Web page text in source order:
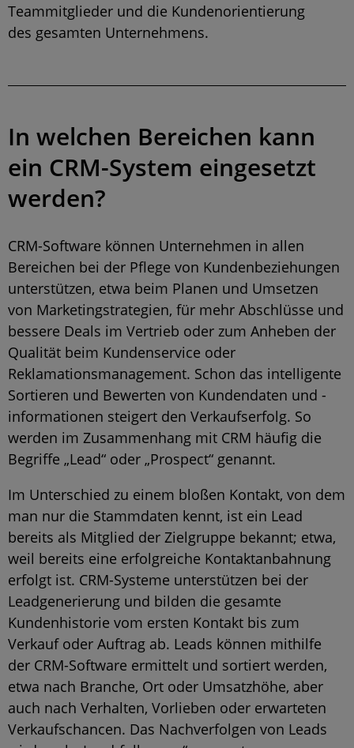
Teammitglieder und die Kundenorientierung
des gesamten Unternehmens.
In welchen Bereichen kann
ein CRM-System eingesetzt
werden?
CRM-Software können Unternehmen in allen
Bereichen bei der Pflege von Kundenbeziehungen
unterstützen, etwa beim Planen und Umsetzen
von Marketingstrategien, für mehr Abschlüsse und
bessere Deals im Vertrieb oder zum Anheben der
Qualität beim Kundenservice oder
Reklamationsmanagement. Schon das intelligente
Sortieren und Bewerten von Kundendaten und -
informationen steigert den Verkaufserfolg. So
werden im Zusammenhang mit CRM häufig die
Begriffe „Lead“ oder „Prospect“ genannt.
Im Unterschied zu einem bloßen Kontakt, von dem
man nur die Stammdaten kennt, ist ein Lead
bereits als Mitglied der Zielgruppe bekannt; etwa,
weil bereits eine erfolgreiche Kontaktanbahnung
erfolgt ist. CRM-Systeme unterstützen bei der
Leadgenerierung und bilden die gesamte
Kundenhistorie vom ersten Kontakt bis zum
Verkauf oder Auftrag ab. Leads können mithilfe
der CRM-Software ermittelt und sortiert werden,
etwa nach Branche, Ort oder Umsatzhöhe, aber
auch nach Verhalten, Vorlieben oder erwarteten
Verkaufschancen. Das Nachverfolgen von Leads